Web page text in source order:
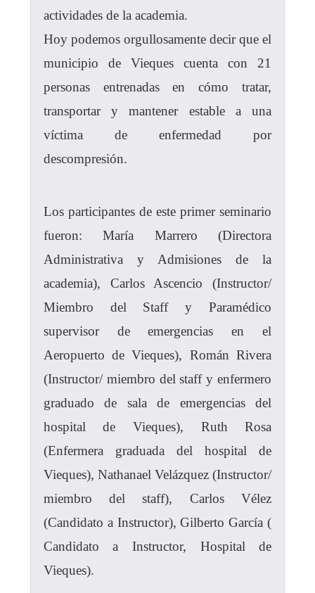
actividades de la academia.
Hoy podemos orgullosamente decir que el
municipio de Vieques cuenta con 21
personas entrenadas en cómo tratar,
transportar y mantener estable a una
víctima de enfermedad por
descompresión.
Los participantes de este primer seminario
fueron: María Marrero (Directora
Administrativa y Admisiones de la
academia), Carlos Ascencio (Instructor/
Miembro del Staff y Paramédico
supervisor de emergencias en el
Aeropuerto de Vieques), Román Rivera
(Instructor/ miembro del staff y enfermero
graduado de sala de emergencias del
hospital de Vieques), Ruth Rosa
(Enfermera graduada del hospital de
Vieques), Nathanael Velázquez (Instructor/
miembro del staff), Carlos Vélez
(Candidato a Instructor), Gilberto García (
Candidato a Instructor, Hospital de
Vieques).